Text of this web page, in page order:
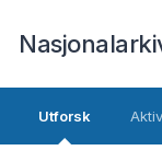
Utforsk